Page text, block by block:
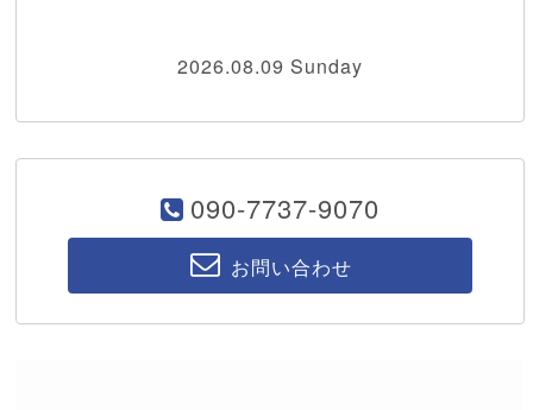
2026.08.09 Sunday
090-7737-9070
お問い合わせ